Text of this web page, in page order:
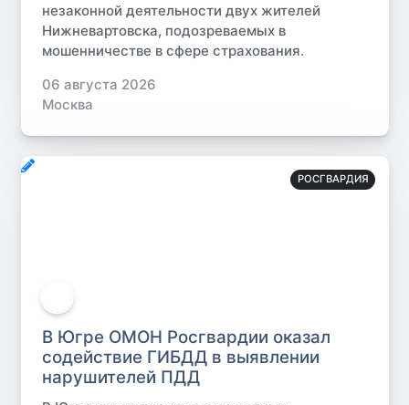
незаконной деятельности двух жителей
Нижневартовска, подозреваемых в
мошенничестве в сфере страхования.
06 августа 2026
Москва
РОСГВАРДИЯ
В Югре ОМОН Росгвардии оказал
содействие ГИБДД в выявлении
нарушителей ПДД